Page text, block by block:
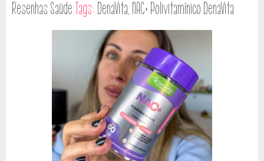
Resenhas Saúde Tags: DenaVita, NAC+ Polivitamínico DenaVita